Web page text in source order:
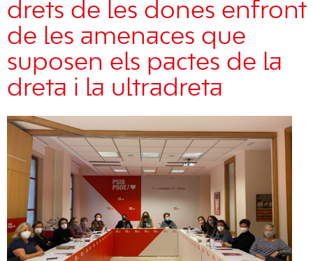
drets de les dones enfront
de les amenaces que
suposen els pactes de la
dreta i la ultradreta